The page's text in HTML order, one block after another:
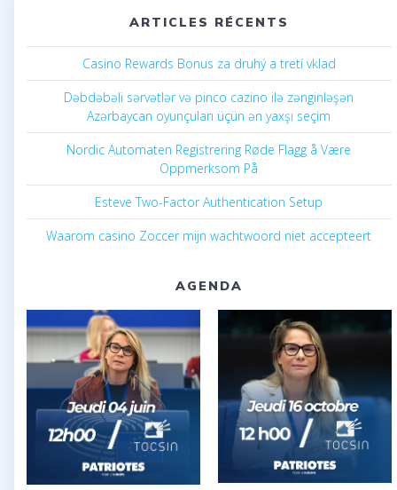
ARTICLES RÉCENTS
Casino Rewards Bonus za druhý a tretí vklad
Dəbdəbəli sərvətlər və pinco cazino ilə zənginləşən
Azərbaycan oyunçuları üçün ən yaxşı seçim
Nordic Automaten Registrering Røde Flagg å Være
Oppmerksom På
Esteve Two-Factor Authentication Setup
Waarom casino Zoccer mijn wachtwoord niet accepteert
AGENDA